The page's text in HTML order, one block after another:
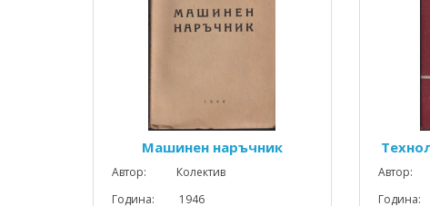
Машинен наръчник
Автор: Колектив
Година: 1946
Автор: